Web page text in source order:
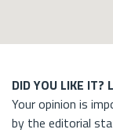
DID YOU LIKE IT?
Your opinion is
by the editorial